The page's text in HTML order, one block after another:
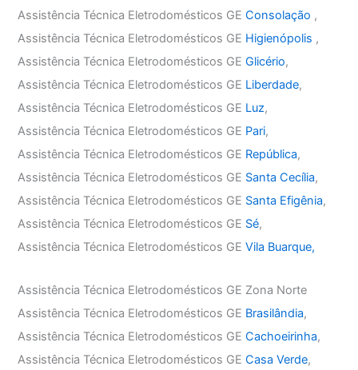
Assistência Técnica Eletrodomésticos GEConsolação ,
Assistência Técnica Eletrodomésticos GE Higienópolis ,
Assistência Técnica Eletrodomésticos GEGlicério,
Assistência Técnica Eletrodomésticos GE Liberdade,
Assistência Técnica Eletrodomésticos GE Luz,
Assistência Técnica Eletrodomésticos GE Pari,
Assistência Técnica Eletrodomésticos GE República,
Assistência Técnica Eletrodomésticos GE Santa Cecília,
Assistência Técnica Eletrodomésticos GE Santa Efigênia,
Assistência Técnica Eletrodomésticos GE Sé,
Assistência Técnica Eletrodomésticos GEVila Buarque,
Assistência Técnica Eletrodomésticos GE Zona Norte
Assistência Técnica Eletrodomésticos GE Brasilândia,
Assistência Técnica Eletrodomésticos GECachoeirinha,
Assistência Técnica Eletrodomésticos GECasa Verde,